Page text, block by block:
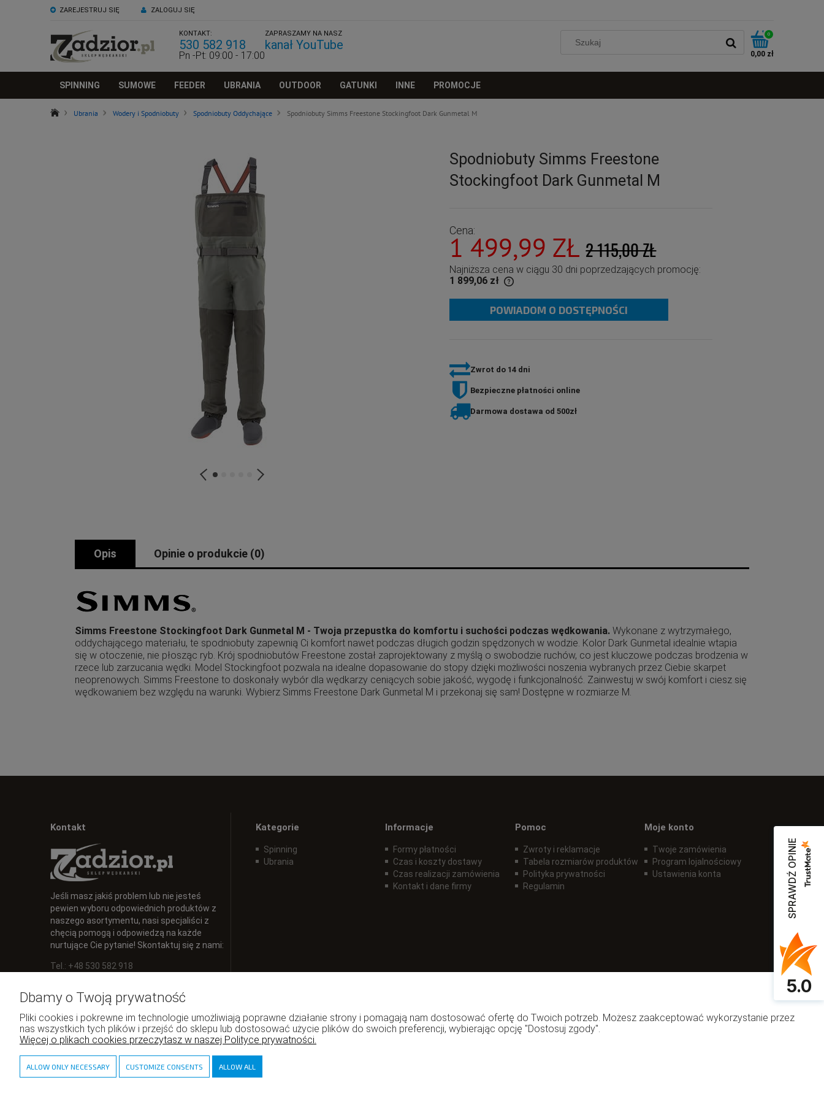
ZAREJESTRUJ SIĘ ZALOGUJ SIĘ
KONTAKT:
530 582 918
Pn -Pt: 09:00 - 17:00
ZAPRASZAMY NA NASZ
kanał YouTube
0
0,00 zł
SPINNING SUMOWE FEEDER UBRANIA OUTDOOR GATUNKI INNE PROMOCJE
Ubrania Wodery i Spodniobuty Spodniobuty Oddychające Spodniobuty Simms Freestone Stockingfoot Dark Gunmetal M
Spodniobuty Simms Freestone
Stockingfoot Dark Gunmetal M
Cena:
1 499,99 ZŁ 2 115,00 ZŁ
Najniższa cena w ciągu 30 dni poprzedzających promocję:
1 899,06 zł
If the product is sold for less than 30 days,
the lowest price since the product went on
POWIADOM O DOSTĘPNOŚCI
Zwrot do 14 dni
Bezpieczne płatności online
Darmowa dostawa od 500zł
Opis Opinie o produkcie (0)
Simms Freestone Stockingfoot Dark Gunmetal M - Twoja przepustka do komfortu i suchości podczas wędkowania. Wykonane z wytrzymałego,
oddychającego materiału, te spodniobuty zapewnią Ci komfort nawet podczas długich godzin spędzonych w wodzie. Kolor Dark Gunmetal idealnie wtapia
się w otoczenie, nie płosząc ryb. Krój spodniobutów Freestone został zaprojektowany z myślą o swobodzie ruchów, co jest kluczowe podczas brodzenia w
rzece lub zarzucania wędki. Model Stockingfoot pozwala na idealne dopasowanie do stopy dzięki możliwości noszenia wybranych przez Ciebie skarpet
neoprenowych. Simms Freestone to doskonały wybór dla wędkarzy ceniących sobie jakość, wygodę i funkcjonalność. Zainwestuj w swój komfort i ciesz się
wędkowaniem bez względu na warunki. Wybierz Simms Freestone Dark Gunmetal M i przekonaj się sam! Dostępne w rozmiarze M.
Kontakt
Jeśli masz jakiś problem lub nie jesteś
pewien wyboru odpowiednich produktów z
naszego asortymentu, nasi specjaliści z
chęcią pomogą i odpowiedzą na każde
nurtujące Cie pytanie! Skontaktuj się z nami:
Tel.: +48 530 582 918
Kategorie
Spinning
Ubrania
Informacje
Formy płatności
Czas i koszty dostawy
Czas realizacji zamówienia
Kontakt i dane firmy
Pomoc
Zwroty i reklamacje
Tabela rozmiarów produktów
Polityka prywatności
Regulamin
Moje konto
Twoje zamówienia
Program lojalnościowy
Ustawienia konta
SPRAWDŹ OPINIE
5.0
Dbamy o Twoją prywatność
Pliki cookies i pokrewne im technologie umożliwiają poprawne działanie strony i pomagają nam dostosować ofertę do Twoich potrzeb. Możesz zaakceptować wykorzystanie przez
nas wszystkich tych plików i przejść do sklepu lub dostosować użycie plików do swoich preferencji, wybierając opcję "Dostosuj zgody".
Więcej o plikach cookies przeczytasz w naszej Polityce prywatności.
ALLOW ONLY NECESSARY CUSTOMIZE CONSENTS ALLOW ALL